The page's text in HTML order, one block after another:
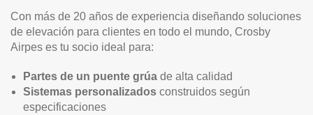
Con más de 20 años de experiencia diseñando soluciones
de elevación para clientes en todo el mundo, Crosby
Airpes es tu socio ideal para:
Partes de un puente grúa de alta calidad
Sistemas personalizados construidos según
especificaciones